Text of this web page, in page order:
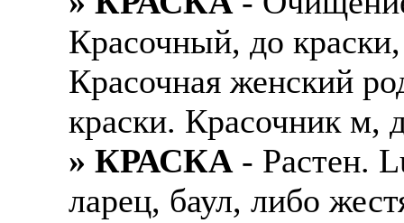
Красочный, до
Красочная женский
краски. Красочник
» КРАСКА - Растен.
ларец, баул, либо